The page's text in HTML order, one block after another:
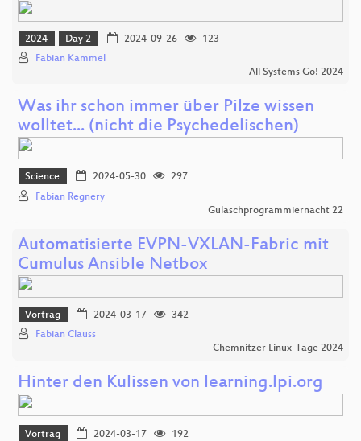
2024 Day 2 2024-09-26
123
Fabian Kammel
All Systems Go! 2024
Was ihr schon immer über Pilze wissen
wolltet... (nicht die Psychedelischen)
Science 2024-05-30
297
Fabian Regnery
Gulaschprogrammiernacht 22
Automatisierte EVPN-VXLAN-Fabric mit
Cumulus Ansible Netbox
Vortrag 2024-03-17
342
Fabian Clauss
Chemnitzer Linux-Tage 2024
Hinter den Kulissen von learning.lpi.org
Vortrag 2024-03-17
192